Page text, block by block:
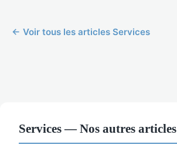
← Voir tous les articles Services
Services — Nos autres articles